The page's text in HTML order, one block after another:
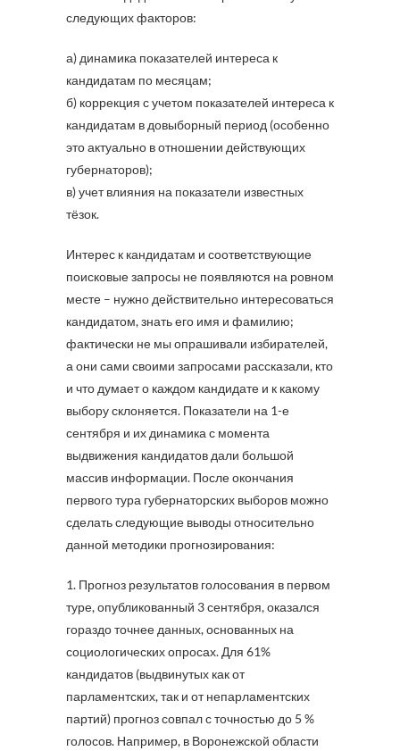
следующих факторов:
а) динамика показателей интереса к
кандидатам по месяцам;
б) коррекция с учетом показателей интереса к
кандидатам в довыборный период (особенно
это актуально в отношении действующих
губернаторов);
в) учет влияния на показатели известных
тёзок.
Интерес к кандидатам и соответствующие
поисковые запросы не появляются на ровном
месте – нужно действительно интересоваться
кандидатом, знать его имя и фамилию;
фактически не мы опрашивали избирателей,
а они сами своими запросами рассказали, кто
и что думает о каждом кандидате и к какому
выбору склоняется. Показатели на 1-е
сентября и их динамика с момента
выдвижения кандидатов дали большой
массив информации. После окончания
первого тура губернаторских выборов можно
сделать следующие выводы относительно
данной методики прогнозирования:
1. Прогноз результатов голосования в первом
туре, опубликованный 3 сентября, оказался
гораздо точнее данных, основанных на
социологических опросах. Для 61%
кандидатов (выдвинутых как от
парламентских, так и от непарламентских
партий) прогноз совпал с точностью до 5 %
голосов. Например, в Воронежской области